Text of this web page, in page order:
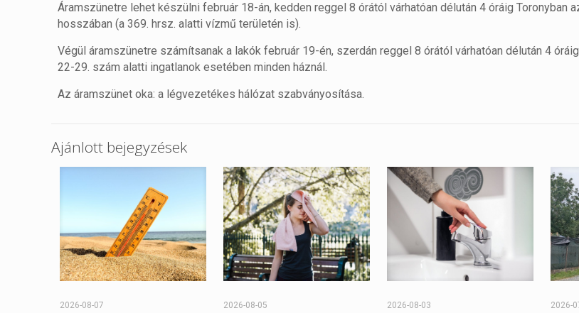
Áramszünetre lehet készülni február 18-án, kedden reggel 8 órától várhatóan délután 4 óráig Toronyban
hosszában (a 369. hrsz. alatti vízmű területén is).
Végül áramszünetre számítsanak a lakók február 19-én, szerdán reggel 8 órától várhatóan délután 4
22-29. szám alatti ingatlanok esetében minden háznál.
Az áramszünet oka: a légvezetékes hálózat szabványosítása.
Ajánlott bejegyzések
2026-08-07 2026-08-05 2026-08-03 2026-